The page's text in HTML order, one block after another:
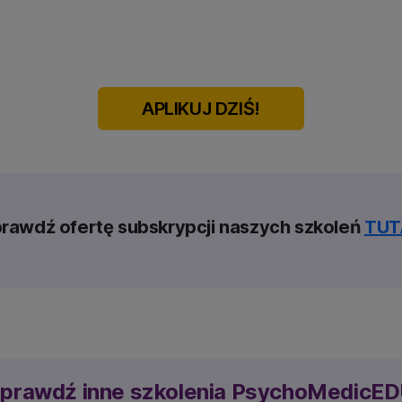
APLIKUJ DZIŚ!
ofertę subskrypcji naszych szkoleń
inne szkolenia